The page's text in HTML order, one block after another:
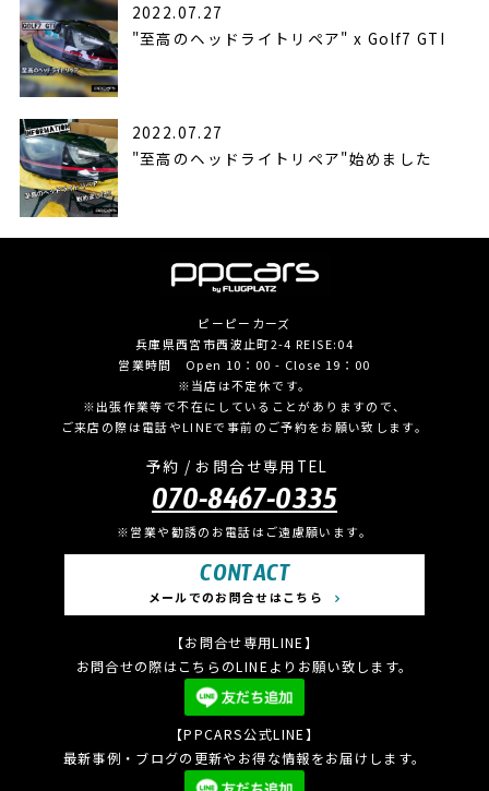
2022.07.27
"至高のヘッドライトリペア" x Golf7 GTI
2022.07.27
"至高のヘッドライトリペア"始めました
ピーピーカーズ
兵庫県西宮市西波止町2-4 REISE:04
営業時間 Open 10：00 - Close 19：00
※当店は不定休です。
※出張作業等で不在にしていることがありますので、
ご来店の際は電話やLINEで事前のご予約をお願い致します。
予約 / お問合せ専用TEL
070-8467-0335
※営業や勧誘のお電話はご遠慮願います。
CONTACT
メールでのお問合せはこちら
【お問合せ専用LINE】
お問合せの際はこちらのLINEよりお願い致します。
【PPCARS公式LINE】
最新事例・ブログの更新やお得な情報をお届けします。